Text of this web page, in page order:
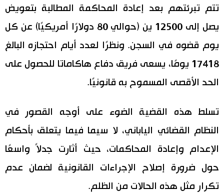
تتم تبرئتهم بعد إعادة المحاكمة المطالبة بتعويض
يصل إلى 12500 ين (حوالي 80 دولارًا أمريكيًا) عن كل
يوم قضوه في السجن. ونظرًا لعدد أيام احتجازه البالغ
17418 يومًا، يسعى فريق دفاع هاكاماتا للحصول على
الحد الأقصى المسموح به قانونيًا.
تسلط هذه القضية الضوء على أوجه القصور في
النظام القضائي الياباني، لا سيما فيما يتعلق بأحكام
الإعدام وإعادة المحاكمات، حيث أثارت جدلاً واسعًا
حول ضرورة إصلاح الإجراءات القانونية لضمان عدم
تكرار مثل هذه الحالات من الظلم.